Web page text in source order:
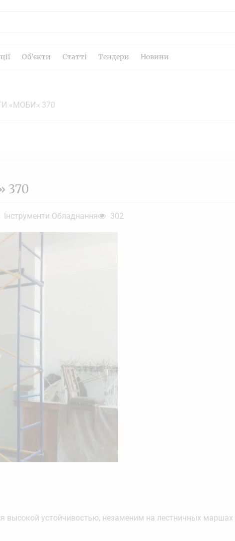
Об’єкти Статті Тендери Новини
«МОБИ» 370
Інструменти Обладнання 302
высокой устойчивостью, незаменим на лестничных маршах